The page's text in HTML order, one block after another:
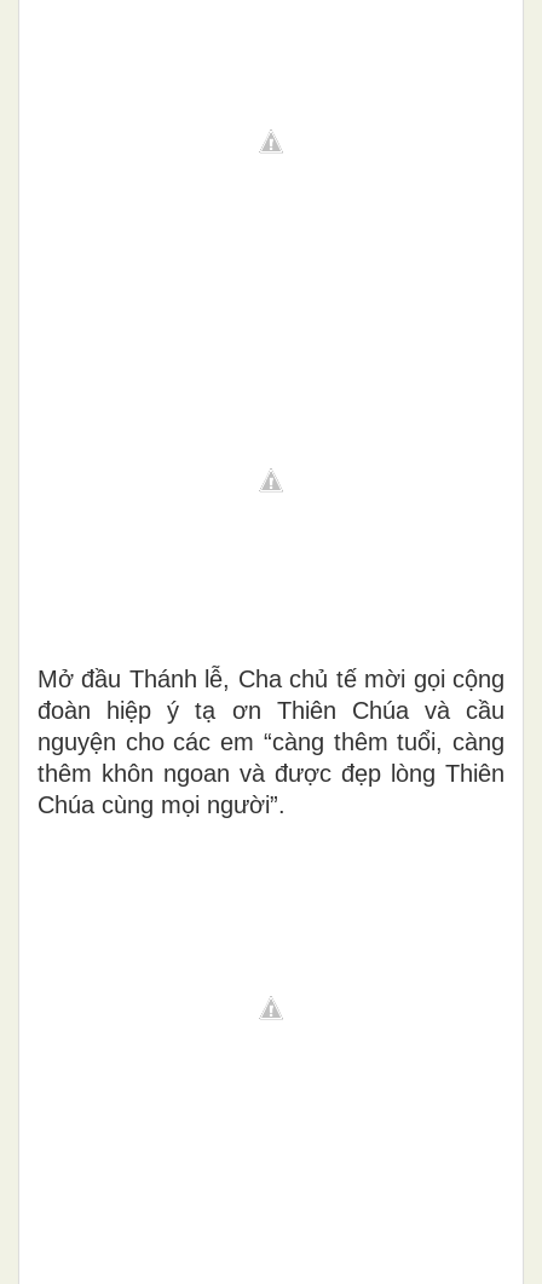
Mở đầu Thánh lễ, Cha chủ tế mời gọi cộng
đoàn hiệp ý tạ ơn Thiên Chúa và cầu
nguyện cho các em “càng thêm tuổi, càng
thêm khôn ngoan và được đẹp lòng Thiên
Chúa cùng mọi người”.